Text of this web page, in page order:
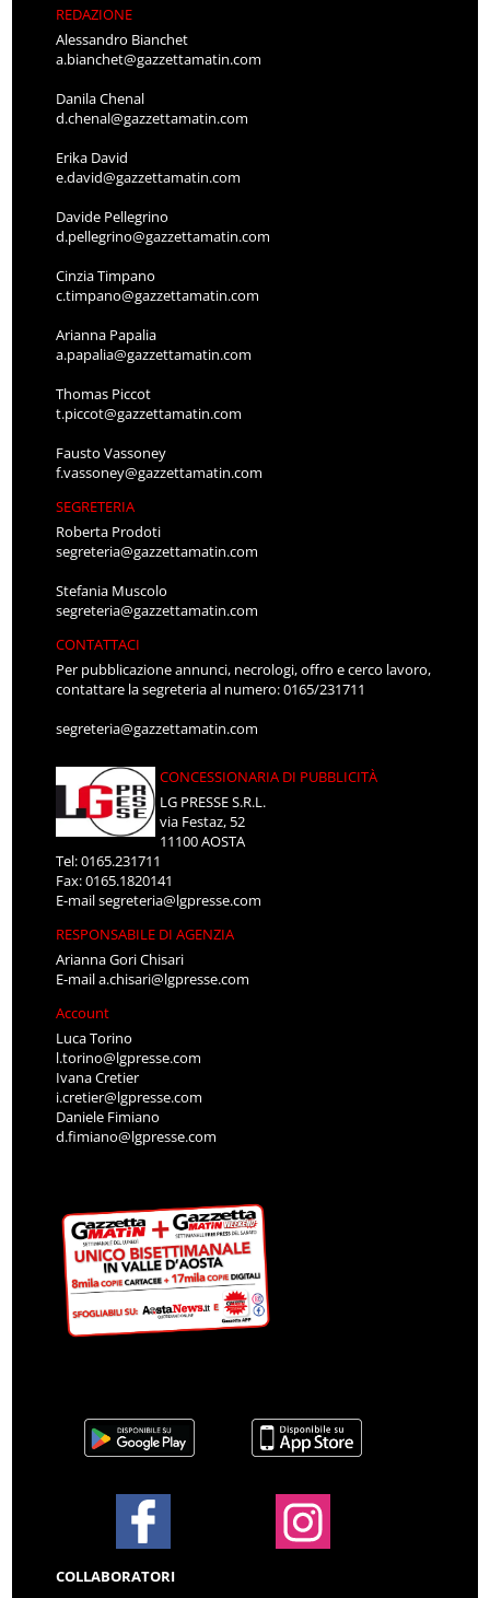
REDAZIONE
Alessandro Bianchet
a.bianchet@gazzettamatin.com
Danila Chenal
d.chenal@gazzettamatin.com
Erika David
e.david@gazzettamatin.com
Davide Pellegrino
d.pellegrino@gazzettamatin.com
Cinzia Timpano
c.timpano@gazzettamatin.com
Arianna Papalia
a.papalia@gazzettamatin.com
Thomas Piccot
t.piccot@gazzettamatin.com
Fausto Vassoney
f.vassoney@gazzettamatin.com
SEGRETERIA
Roberta Prodoti
segreteria@gazzettamatin.com
Stefania Muscolo
segreteria@gazzettamatin.com
CONTATTACI
Per pubblicazione annunci, necrologi, offro e cerco lavoro,
contattare la segreteria al numero: 0165/231711
segreteria@gazzettamatin.com
CONCESSIONARIA DI PUBBLICITÀ
LG PRESSE S.R.L.
via Festaz, 52
11100 AOSTA
Tel: 0165.231711
Fax: 0165.1820141
E-mailsegreteria@lgpresse.com
RESPONSABILE DI AGENZIA
Arianna Gori Chisari
E-maila.chisari@lgpresse.com
Account
Luca Torino
l.torino@lgpresse.com
Ivana Cretier
i.cretier@lgpresse.com
Daniele Fimiano
d.fimiano@lgpresse.com
COLLABORATORI